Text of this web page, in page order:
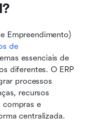
Empreendimento)
de
essenciais de
diferentes. O ERP
processos
recursos
compras e
centralizada.